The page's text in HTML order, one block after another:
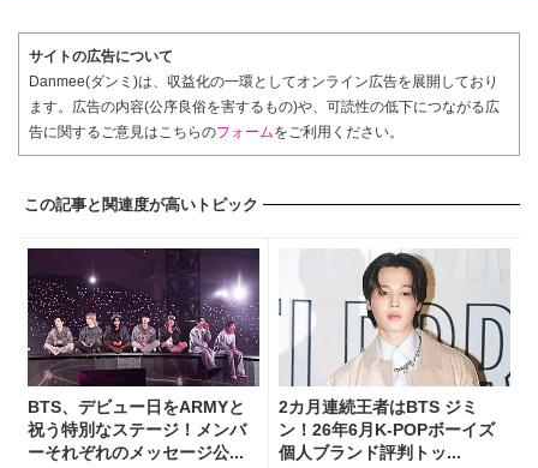
サイトの広告について
Danmee(ダンミ)は、収益化の一環としてオンライン広告を展開しており
ます。広告の内容(公序良俗を害するもの)や、可読性の低下につながる広
告に関するご意見はこちらのフォームをご利用ください。
この記事と関連度が高いトピック
BTS、デビュー日をARMYと
祝う特別なステージ！メンバ
ーそれぞれのメッセージ公...
2カ月連続王者はBTS ジミ
ン！26年6月K-POPボーイズ
個人ブランド評判トッ...